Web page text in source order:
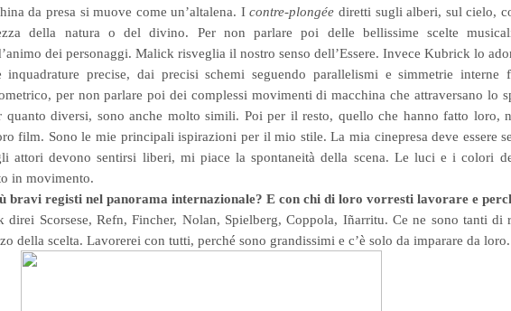
da presa si muove come un’altalena. Icontre-plongée diretti sugli alberi, sul cielo,
della natura o del divino. Per non parlare poi delle bellissime scelte
dei personaggi. Malick risveglia il nostro senso dell’Essere. Invece Kubrick lo
inquadrature precise, dai precisi schemi seguendo parallelismi e simmetrie interne
per non parlare poi dei complessi movimenti di macchina che attraversano lo
quanto diversi, sono anche molto simili. Poi per il resto, quello che hanno fatto loro,
film. Sono le mie principali ispirazioni per il mio stile. La mia cinepresa deve essere
attori devono sentirsi liberi, mi piace la spontaneità della scena. Le luci e i colori
in movimento.
bravi registi nel panorama internazionale? E con chi di loro vorresti lavorare e
Scorsese, Refn, Fincher, Nolan, Spielberg, Coppola, Iñarritu. Ce ne sono tanti di
della scelta. Lavorerei con tutti, perché sono grandissimi e c’è solo da imparare da loro.